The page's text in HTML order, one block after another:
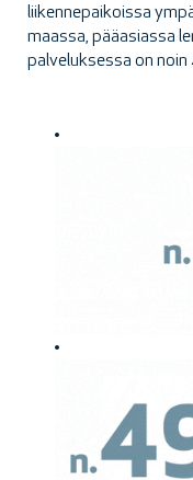
liikennepaikoissa
maassa, pääasiassa
palveluksessa on